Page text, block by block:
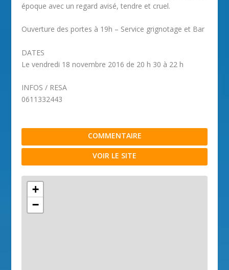
époque avec un regard avisé, tendre et cruel.
Ouverture des portes à 19h – Service grignotage et Bar
DATES
Le vendredi 18 novembre 2016 de 20 h 30 à 22 h
INFOS / RESA
0611332443
COMMENTAIRE
VOIR LE SITE
+
−